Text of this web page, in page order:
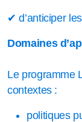
✔ d’anticiper
Domaines
Le programme
contextes :
politiques